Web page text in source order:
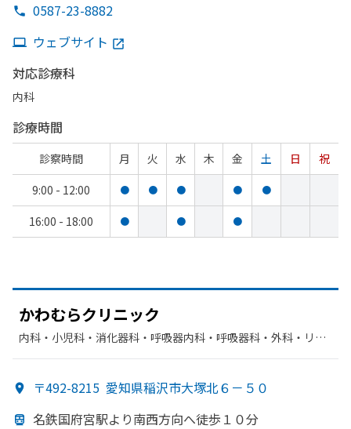
0587-23-8882
ウェブサイト
対応診療科
内科
診療時間
診察時間 月 火 水 木 金 土 日
祝
9:00 - 12:00
● ● ● ● ●
16:00 - 18:00 ● ● ●
かわむらクリニック
内科・​小児科・​消化器科・​呼吸器内科・​呼吸器科・​外科・​リハ
〒492-8215 愛知県稲沢市大塚北６－５０
名鉄国府宮駅より南西方向へ徒歩１０分